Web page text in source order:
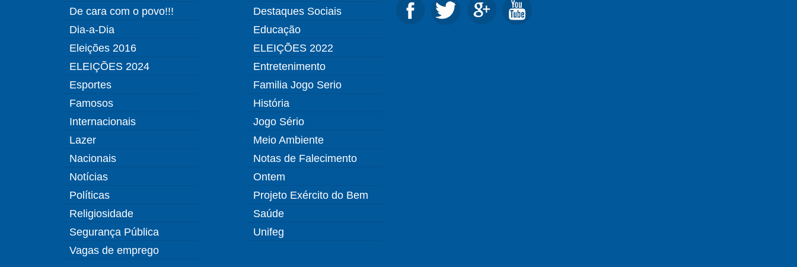
De cara com o povo!!!
Dia-a-Dia
Eleições 2016
ELEIÇÕES 2024
Esportes
Famosos
Internacionais
Lazer
Nacionais
Notícias
Políticas
Religiosidade
Segurança Pública
Vagas de emprego
Destaques Sociais
Educação
ELEIÇÕES 2022
Entretenimento
Familia Jogo Serio
História
Jogo Sério
Meio Ambiente
Notas de Falecimento
Ontem
Projeto Exército do Bem
Saúde
Unifeg